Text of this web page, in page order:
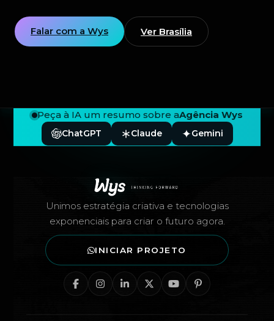
Falar com a Wys Ver Brasília
Peça à IA um resumo sobre aAgência Wys
ChatGPT Claude Gemini
Unimos estratégia criativa e tecnologias
exponenciais para criar o futuro agora.
INICIAR PROJETO